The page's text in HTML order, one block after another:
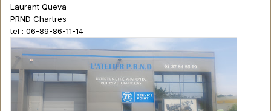
Laurent Queva
PRND Chartres
tel : 06-89-86-11-14